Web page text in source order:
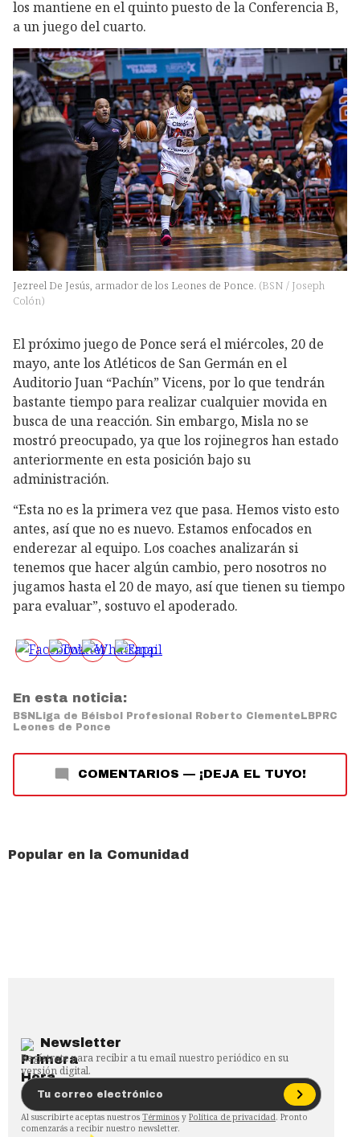
los mantiene en el quinto puesto de la Conferencia B,
a un juego del cuarto.
Jezreel De Jesús, armador de los Leones de Ponce. (BSN / Joseph
Colón)
El próximo juego de Ponce será el miércoles, 20 de
mayo, ante los Atléticos de San Germán en el
Auditorio Juan “Pachín” Vicens, por lo que tendrán
bastante tiempo para realizar cualquier movida en
busca de una reacción. Sin embargo, Misla no se
mostró preocupado, ya que los rojinegros han estado
anteriormente en esta posición bajo su
administración.
“Esta no es la primera vez que pasa. Hemos visto esto
antes, así que no es nuevo. Estamos enfocados en
enderezar al equipo. Los coaches analizarán si
tenemos que hacer algún cambio, pero nosotros no
jugamos hasta el 20 de mayo, así que tienen su tiempo
para evaluar”, sostuvo el apoderado.
En esta noticia:
BSN Liga de Béisbol Profesional Roberto Clemente LBPRC
Leones de Ponce
COMENTARIOS — ¡DEJA EL TUYO!
Popular en la Comunidad
Newsletter
Regístrate para recibir a tu email nuestro periódico en su
versión digital.
Al suscribirte aceptas nuestros Términos y Política de privacidad. Pronto
comenzarás a recibir nuestro newsletter.